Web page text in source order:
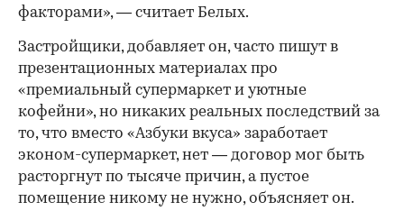
факторами», — считает Белых.
Застройщики, добавляет он, часто пишут в
презентационных материалах про
«премиальный супермаркет и уютные
кофейни», но никаких реальных последствий за
то, что вместо «Азбуки вкуса» заработает
эконом-супермаркет, нет — договор мог быть
расторгнут по тысяче причин, а пустое
помещение никому не нужно, объясняет он.